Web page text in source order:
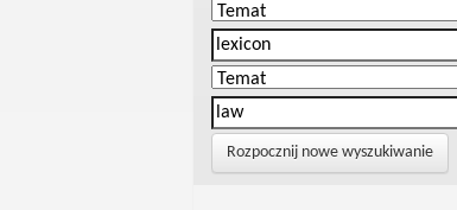
Rozpocznij nowe wyszukiwanie